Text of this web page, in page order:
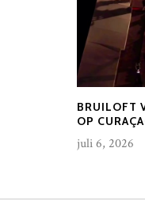
BRUILOFT
OP
juli 6, 2026